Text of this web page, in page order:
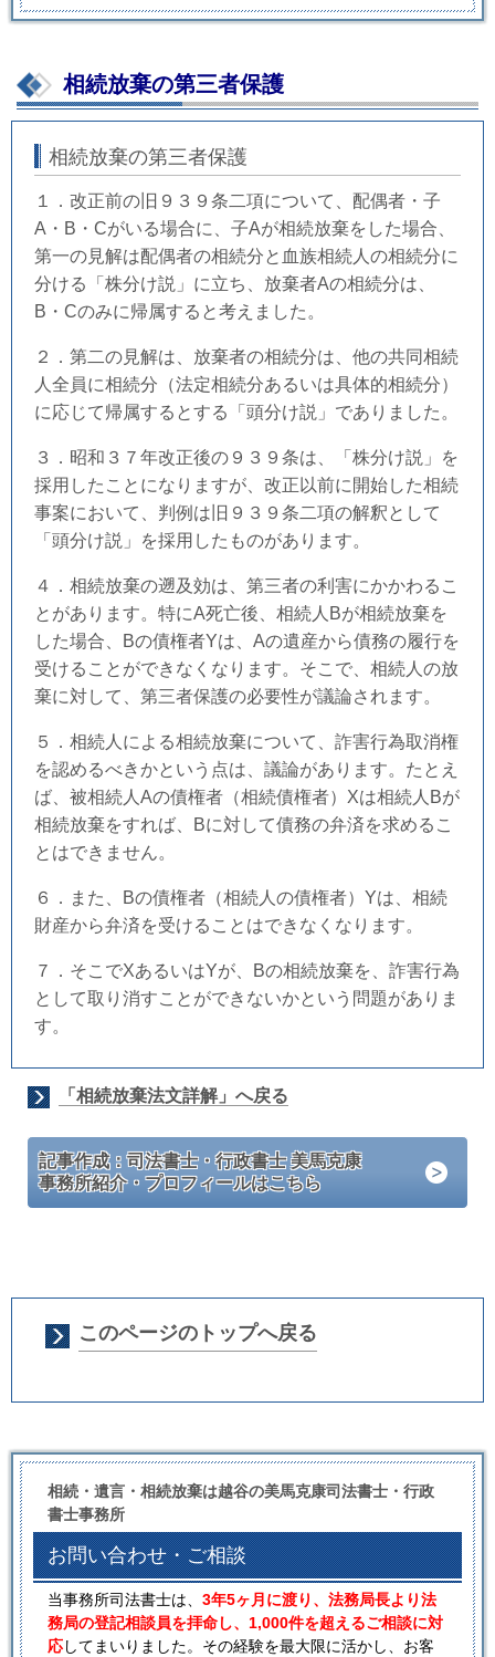
相続放棄の第三者保護
相続放棄の第三者保護
１．改正前の旧９３９条二項について、配偶者・子
A・B・Cがいる場合に、子Aが相続放棄をした場合、
第一の見解は配偶者の相続分と血族相続人の相続分に
分ける「株分け説」に立ち、放棄者Aの相続分は、
B・Cのみに帰属すると考えました。
２．第二の見解は、放棄者の相続分は、他の共同相続
人全員に相続分（法定相続分あるいは具体的相続分）
に応じて帰属するとする「頭分け説」でありました。
３．昭和３７年改正後の９３９条は、「株分け説」を
採用したことになりますが、改正以前に開始した相続
事案において、判例は旧９３９条二項の解釈として
「頭分け説」を採用したものがあります。
４．相続放棄の遡及効は、第三者の利害にかかわるこ
とがあります。特にA死亡後、相続人Bが相続放棄を
した場合、Bの債権者Yは、Aの遺産から債務の履行を
受けることができなくなります。そこで、相続人の放
棄に対して、第三者保護の必要性が議論されます。
５．相続人による相続放棄について、詐害行為取消権
を認めるべきかという点は、議論があります。たとえ
ば、被相続人Aの債権者（相続債権者）Xは相続人Bが
相続放棄をすれば、Bに対して債務の弁済を求めるこ
とはできません。
６．また、Bの債権者（相続人の債権者）Yは、相続
財産から弁済を受けることはできなくなります。
７．そこでXあるいはYが、Bの相続放棄を、詐害行為
として取り消すことができないかという問題がありま
す。
「相続放棄法文詳解」へ戻る
記事作成：司法書士・行政書士 美馬克康
事務所紹介・プロフィールはこちら
このページのトップへ戻る
相続・遺言・相続放棄は越谷の美馬克康司法書士・行政
書士事務所
お問い合わせ・ご相談
当事務所司法書士は、 3年5ヶ月に渡り、法務局長より法
務局の登記相談員を拝命し、1,000件を超えるご相談に対
応してまいりました。その経験を最大限に活かし、お客